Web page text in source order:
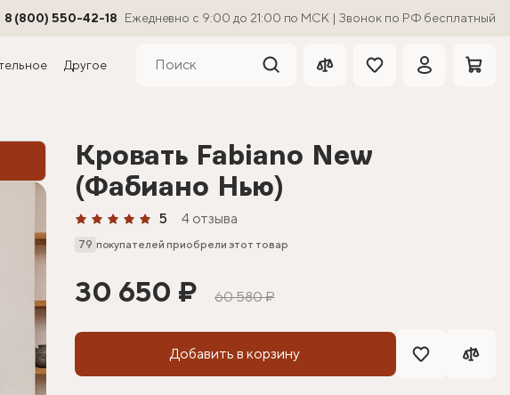
8 (800) 550-42-18 Ежедневно с 9:00 до 21:00 по МСК | Звонок по РФ бесплатный
Другое
Кровать Fabiano New
(Фабиано Нью)
5 4 отзыва
79 покупателей приобрели этот товар
30 650 ₽ 60 580 ₽
Добавить в корзину